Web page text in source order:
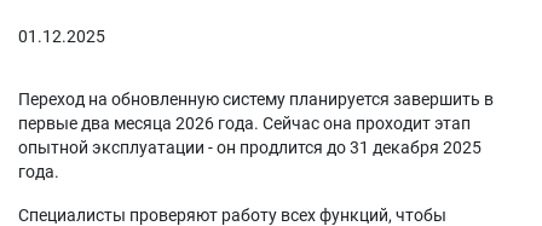
01.12.2025
Переход на обновленную систему планируется завершить в
первые два месяца 2026 года. Сейчас она проходит этап
опытной эксплуатации - он продлится до 31 декабря 2025
года.
Специалисты проверяют работу всех функций, чтобы